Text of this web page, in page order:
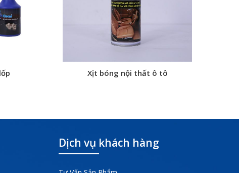
Xịt bóng nội thất ô tô
Dịch vụ khách hàng